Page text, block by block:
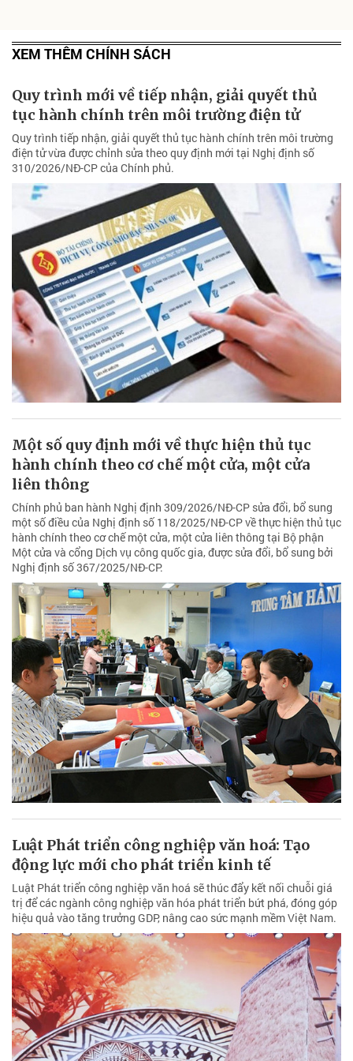
XEM THÊM CHÍNH SÁCH
Quy trình mới về tiếp nhận, giải quyết thủ
tục hành chính trên môi trường điện tử
Quy trình tiếp nhận, giải quyết thủ tục hành chính trên môi trường
điện tử vừa được chỉnh sửa theo quy định mới tại Nghị định số
310/2026/NĐ-CP của Chính phủ.
Một số quy định mới về thực hiện thủ tục
hành chính theo cơ chế một cửa, một cửa
liên thông
Chính phủ ban hành Nghị định 309/2026/NĐ-CP sửa đổi, bổ sung
một số điều của Nghị định số 118/2025/NĐ-CP về thực hiện thủ tục
hành chính theo cơ chế một cửa, một cửa liên thông tại Bộ phận
Một cửa và cổng Dịch vụ công quốc gia, được sửa đổi, bổ sung bởi
Nghị định số 367/2025/NĐ-CP.
Luật Phát triển công nghiệp văn hoá: Tạo
động lực mới cho phát triển kinh tế
Luật Phát triển công nghiệp văn hoá sẽ thúc đẩy kết nối chuỗi giá
trị để các ngành công nghiệp văn hóa phát triển bứt phá, đóng góp
hiệu quả vào tăng trưởng GDP, nâng cao sức mạnh mềm Việt Nam.